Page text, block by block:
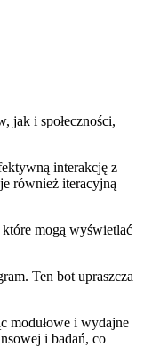
jak i społeczności,
interakcję z
również iteracyjną
mogą wyświetlać
Ten bot upraszcza
modułowe i wydajne
i badań, co